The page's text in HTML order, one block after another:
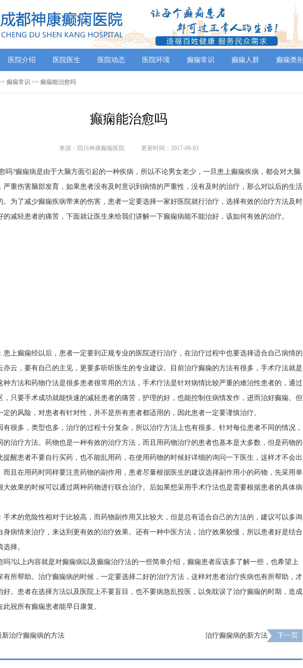
医院介绍 医院医生 医院动态 医院环境 癫痫常识 癫痫人群 癫痫类别
癫痫常识 >> 癫痫能治愈吗
癫痫能治愈吗
来源：四川神康癫痫医院 更新时间：2017-08-03
吗?癫痫病是由于大脑方面引起的一种疾病，所以不论男女老少，一旦患上癫痫疾病，都会对大脑
严重伤害脑部发育，如果患者没有及时意识到病情的严重性，没有及时的治疗，那么对以后的生活
。为了减少癫痫疾病带来的伤害，患者一定要选择一家好医院就行治疗，选择有效的治疗方法及时
的减轻患者的痛苦，下面就让医生来给我们讲解一下癫痫病能不能治好，该如何有效的治疗。
患上癫痫经以后，患者一定要到正规专业的医院进行治疗，在治疗过程中也要选择适合自己病情的
亦云，要有自己的主见，更要多听听医生的专业建议。目前治疗癫痫的方法有很多，手术疗法就是
种方法和药物疗法是很多患者很常用的方法，手术疗法是针对病情比较严重的难治性患者的，通过
，只要手术成功就能快速的减轻患者的痛苦，护理的好，也能控制住病情发作，进而治好癫痫。但
定的风险，对患者有针对性，并不是所有患者都适用的，因此患者一定要谨慎治疗。
有很多，类型也多，治疗的过程十分复杂，所以治疗方法上也有很多。针对每位患者不同的情况，
的治疗方法。药物也是一种有效的治疗方法，而且用药物治疗的患者也基本是大多数，但是药物的
提醒患者不要自行买药，也不能乱用药，在使用药物的时候好详细的询问一下医生，这样才不会出
而且在用药时同样要注意药物的副作用，患者尽量根据医生的建议选择副作用小的药物，先采用单
大效果的时候可以通过两种药物进行联合治疗。后如果想采用手术疗法也是需要根据患者的具体病
手术的危险性相对于比较高，而药物副作用又比较大，但是总有适合自己的方法的，建议可以多询
身病情来治疗，来达到更有效的治疗效果。还有一种中医方法，治疗效果较慢，所以患者好是结合
择。
吗?以上内容就是对癫痫病以及癫痫治疗法的一些简单介绍，癫痫患者应该多了解一些，也希望上
有所帮助。治疗癫痫病的时候，一定要选择二好的治疗方法，这样对患者治疗疾病也有所帮助，才
好。患者在选择方法以及医院上不要盲目，也不要病急乱投医，以免耽误了治疗癫痫的时期，造成
此祝所有癫痫患者能早日康复。
新治疗癫痫病的方法 治疗癫痫病的新方法 下一页